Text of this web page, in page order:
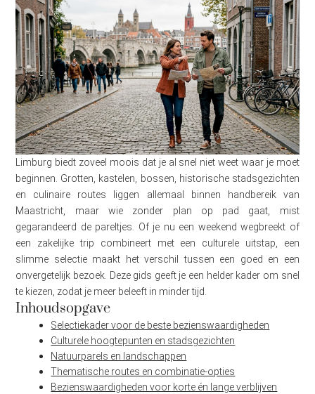
Limburg biedt zoveel moois dat je al snel niet weet waar je moet
beginnen. Grotten, kastelen, bossen, historische stadsgezichten
en culinaire routes liggen allemaal binnen handbereik van
Maastricht, maar wie zonder plan op pad gaat, mist
gegarandeerd de pareltjes. Of je nu een weekend wegbreekt of
een zakelijke trip combineert met een culturele uitstap, een
slimme selectie maakt het verschil tussen een goed en een
onvergetelijk bezoek. Deze gids geeft je een helder kader om snel
te kiezen, zodat je meer beleeft in minder tijd.
Inhoudsopgave
Selectiekader voor de beste bezienswaardigheden
Culturele hoogtepunten en stadsgezichten
Natuurparels en landschappen
Thematische routes en combinatie-opties
Bezienswaardigheden voor korte én lange verblijven